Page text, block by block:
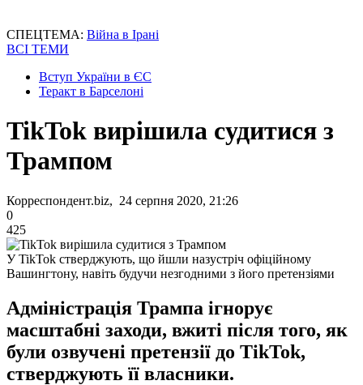
СПЕЦТЕМА: Війна в Ірані
ВСІ ТЕМИ
Вступ України в ЄС
Теракт в Барселоні
TikTok вирішила судитися з
Трампом
Корреспондент.biz, 24 серпня 2020, 21:26
0
425
У TikTok стверджують, що йшли назустріч офіційному
Вашингтону, навіть будучи незгодними з його претензіями
Адміністрація Трампа ігнорує
масштабні заходи, вжиті після того, як
були озвучені претензії до TikTok,
стверджують її власники.